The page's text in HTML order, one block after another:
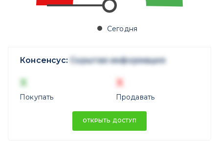
Сегодня
Консенсус: Скрытая информация
X
Покупать
X
Продавать
ОТКРЫТЬ ДОСТУП